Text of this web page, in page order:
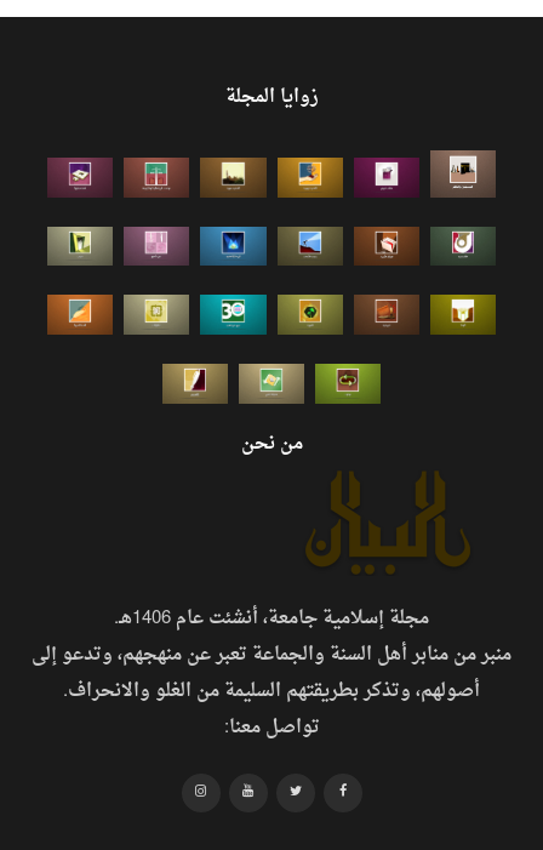
زوايا المجلة
من نحن
مجلة إسلامية جامعة، أنشئت عام 1406هـ.
منبر من منابر أهل السنة والجماعة تعبر عن منهجهم، وتدعو إلى
أصولهم، وتذكر بطريقتهم السليمة من الغلو والانحراف.
تواصل معنا: